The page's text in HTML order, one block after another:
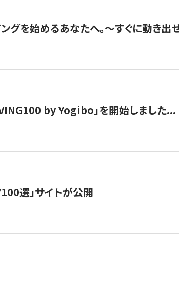
グを始めるあなたへ。〜すぐに動き出
by Yogibo」を開始しました...
選」サイトが公開